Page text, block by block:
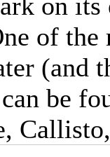
of
(and
be